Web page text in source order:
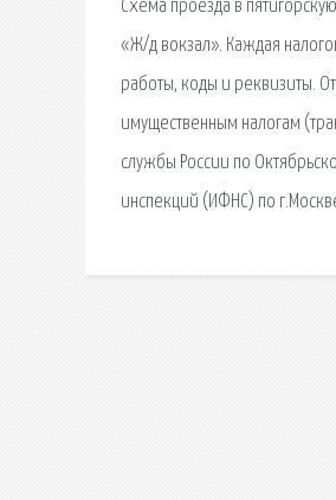
Схема проезда в
«Ж/д вокзал». Каждая
работы, коды и реквизиты.
имущественным налогам
службы России по
инспекций (ИФНС) по